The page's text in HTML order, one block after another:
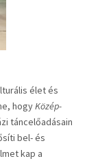
élet és
hogyKözép-
táncelőadásain
bel- és
kap a